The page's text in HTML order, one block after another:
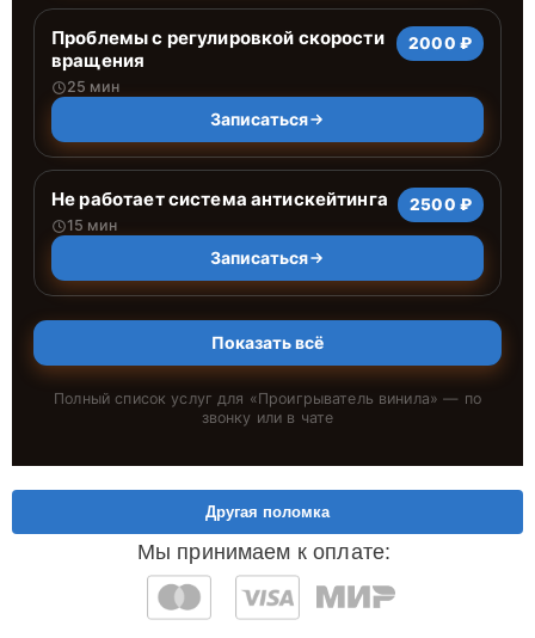
Проблемы с регулировкой скорости
вращения
25 мин
2000 ₽
Записаться
Не работает система антискейтинга
15 мин
2500 ₽
Записаться
Показать всё
Полный список услуг для «Проигрыватель винила» — по
звонку или в чате
Мы принимаем к оплате:
Другая поломка